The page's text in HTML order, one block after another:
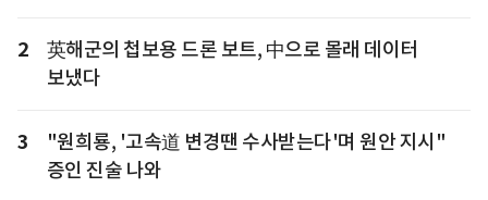
2
英해군의 첩보용 드론 보트, 中으로 몰래 데이터
보냈다
3
"원희룡, '고속道 변경땐 수사받는다'며 원안 지시"
증인 진술 나와